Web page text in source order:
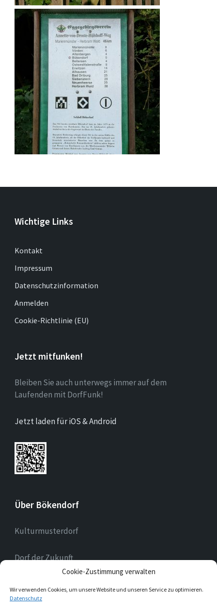
Cookie-Zustimmung verwalten
Wir verwenden Cookies, um unsere Website und unseren Service zu optimieren.
Datenschutz
Wichtige Links
Kontakt
Impressum
Datenschutzinformation
Anmelden
Cookie-Richtlinie (EU)
Jetzt mitfunken!
Bleiben Sie auch unterwegs immer auf dem
Laufenden mit DorfFunk!
Jetzt laden für iOS & Android
Über Bökendorf
Kulturmusterdorf
Dorf der Zukunft